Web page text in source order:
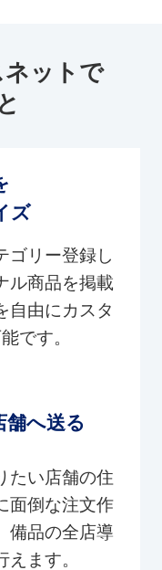
ネットで
ズ
ゴリー登録し
ル商品を掲載
自由にカスタ
です。
舗へ送る
たい店舗の住
面倒な注文作
備品の全店導
ます。